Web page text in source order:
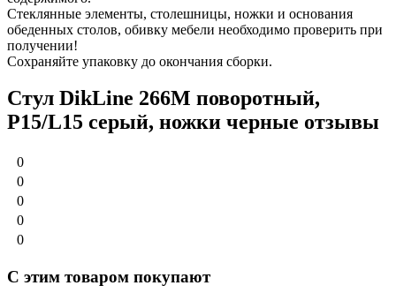
Стеклянные элементы, столешницы, ножки и основания
обеденных столов, обивку мебели необходимо проверить при
получении!
Сохраняйте упаковку до окончания сборки.
Стул DikLine 266M поворотный,
P15/L15 серый, ножки черные отзывы
0
0
0
0
0
С этим товаром покупают